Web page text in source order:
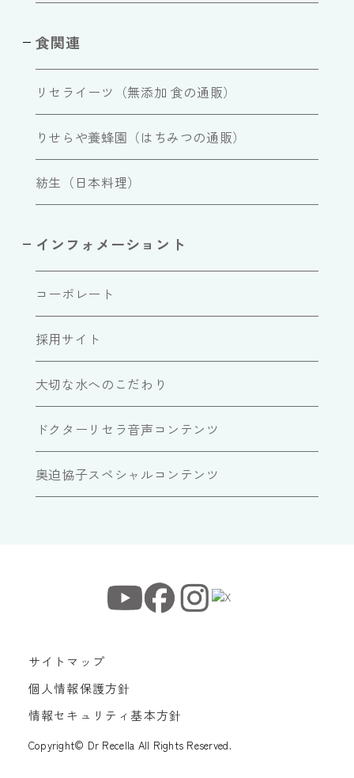
食関連
リセライーツ（無添加 食の通販）
りせらや養蜂園（はちみつの通販）
紡生（日本料理）
インフォメーショント
コーポレート
採用サイト
大切な水へのこだわり
ドクターリセラ音声コンテンツ
奥迫協子スペシャルコンテンツ
サイトマップ
個人情報保護方針
情報セキュリティ基本方針
Copyright© Dr Recella All Rights Reserved.